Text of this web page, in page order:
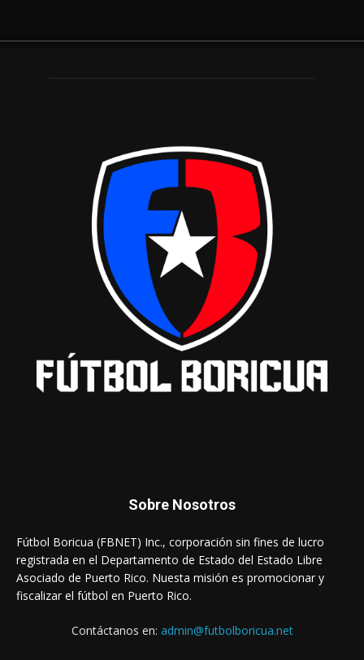
Sobre Nosotros
Fútbol Boricua (FBNET) Inc., corporación sin fines de lucro
registrada en el Departamento de Estado del Estado Libre
Asociado de Puerto Rico. Nuesta misión es promocionar y
fiscalizar el fútbol en Puerto Rico.
Contáctanos en: admin@futbolboricua.net